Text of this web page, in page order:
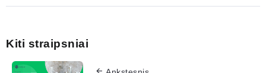
Kiti straipsniai